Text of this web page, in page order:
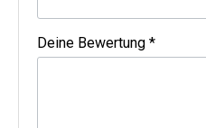
Deine Bewertung *